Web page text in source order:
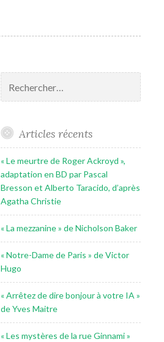
Articles récents
« Le meurtre de Roger Ackroyd »,
adaptation en BD par Pascal
Bresson et Alberto Taracido, d’après
Agatha Christie
« La mezzanine » de Nicholson Baker
« Notre-Dame de Paris » de Victor
Hugo
« Arrêtez de dire bonjour à votre IA »
de Yves Maitre
« Les mystères de la rue Ginnami »